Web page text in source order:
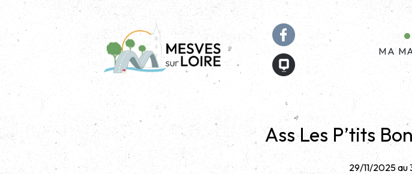
MA
Ass Les P’tits
29/11/2025 au